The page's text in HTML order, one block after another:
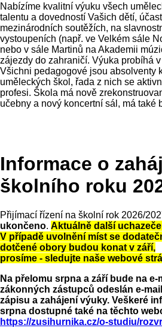
Nabízíme kvalitní výuku všech
talentu a dovedností Vašich dětí,
mezinárodních soutěžích, na
vystoupeních (např. ve Velkém sále
nebo v sále Martinů na Akademii
zájezdy do zahraničí. Výuka probíhá
Všichni pedagogové jsou absolventy
uměleckých škol, řada z nich se
profesi. Škola má nově
učebny a nový koncertní sál, má také
Informace o
školního roku
Přijímací řízení na školní rok 2026/
ukončeno. Aktuálně další
V případě uvolnění míst se
dotčené obory budou konat v září,
prosíme - sledujte naše webové
Na přelomu srpna a září bude na
zákonných zástupců odeslán e-
zápisu a zahájení výuky. Veškeré
srpna dostupné také na těchto
https://zusihurnika.cz/o-studiu/